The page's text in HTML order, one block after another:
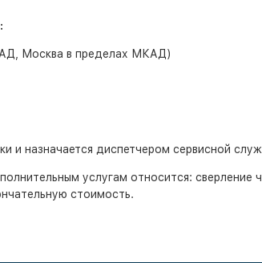
Москва в пределах МКАД)
и назначается диспетчером сервисной
услугам относится: сверление
стоимость.